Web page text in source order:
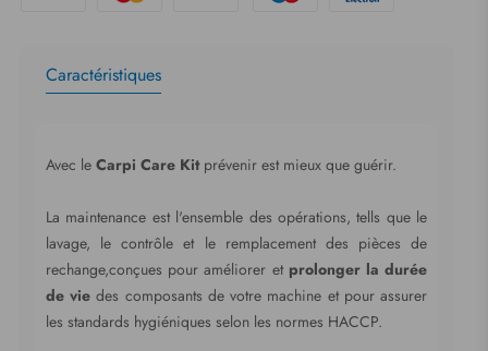
Caractéristiques
Avec le Carpi Care Kitprévenir est mieux que guérir.
La maintenance est l'ensemble des opérations, tells que le
lavage, le contrôle et le remplacement des pièces de
rechange,conçues pour améliorer et prolonger la durée
de vie des composants de votre machine et pour assurer
les standards hygiéniques selon les normes HACCP.